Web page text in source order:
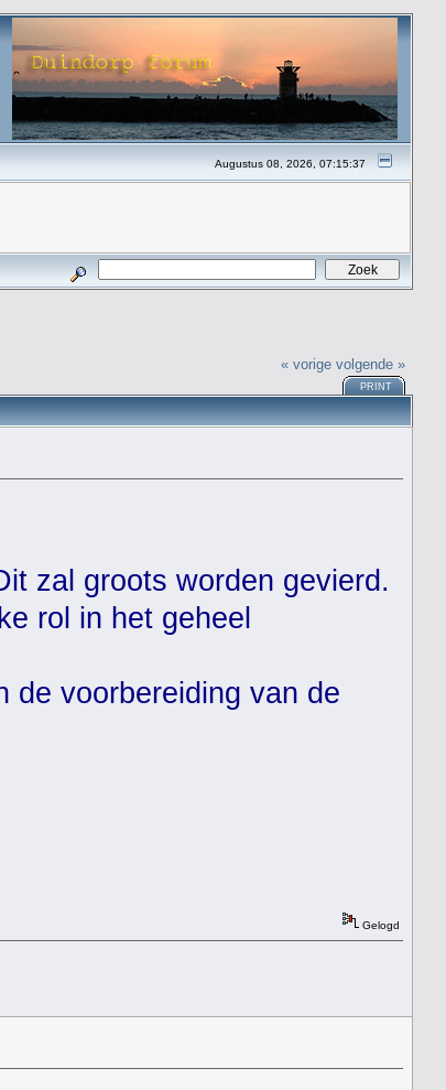
Augustus 08, 2026, 07:15:37
« vorige volgende »
PRINT
zal groots worden gevierd.
rol in het geheel
de voorbereiding van de
Gelogd